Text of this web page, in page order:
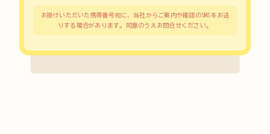
お掛けいただいた携帯番号宛に、当社からご案内や確認のSMSをお送
りする場合があります。同意のうえお問合せください。